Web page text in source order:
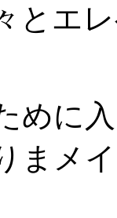
とエ
めに
まメ